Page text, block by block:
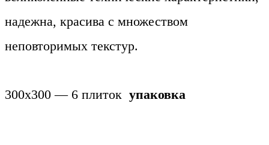
надежна, красива с множеством
неповторимых текстур.
300х300 — 6 плиток упаковка